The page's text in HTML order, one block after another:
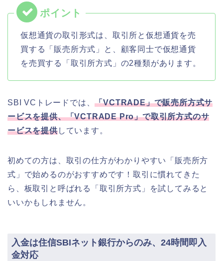
仮想通貨の取引形式は、取引所と仮想通貨を売
買する「販売所方式」と、顧客同士で仮想通貨
を売買する「取引所方式」の2種類があります。
SBI VCトレードでは、「VCTRADE」で販売所方式サ
ービスを提供、「VCTRADE Pro」で取引所方式のサ
ービスを提供しています。
初めての方は、取引の仕方がわかりやすい「販売所方
式」で始めるのがおすすめです！取引に慣れてきた
ら、板取引と呼ばれる「取引所方式」を試してみると
いいかもしれません。
入金は住信SBIネット銀行からのみ、24時間即入
金対応